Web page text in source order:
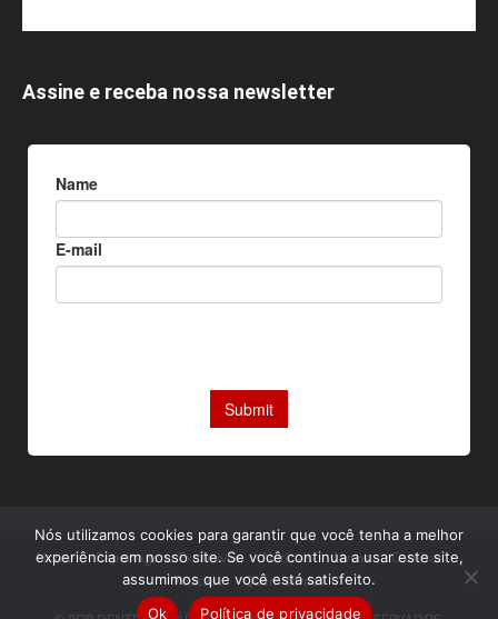
Assine e receba nossa newsletter
Home Reportagens Exclusivas Notícias Livros
Camisas
Podcast
Quem somos
Nós utilizamos cookies para garantir que você tenha a melhor
experiência em nosso site. Se você continua a usar este site,
assumimos que você está satisfeito.
Ok
Política de privacidade